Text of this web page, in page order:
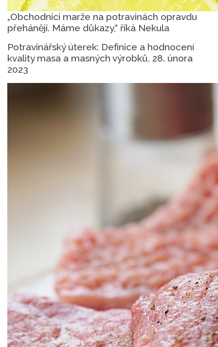
„Obchodníci marže na potravinách opravdu
přehánějí. Máme důkazy,“ říká Nekula
Potravinářský úterek: Definice a hodnocení
kvality masa a masných výrobků, 28. února
2023